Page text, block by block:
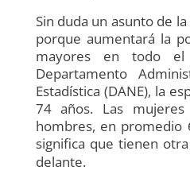
Sin duda un asunto de
porque aumentará la
mayores en todo
Departamento
Estadística (DANE), la
74 años. Las
hombres, en promedio
significa que tienen
delante.